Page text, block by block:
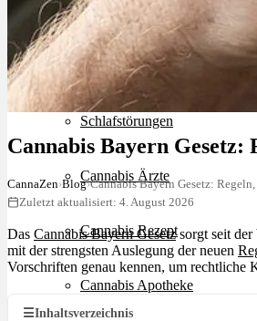
Chronische Migräne
Depressionen
Schlafstörungen
Cannabis Ärzte
Cannabis Rezept
Cannabis Apotheke
Cannabis Bayern Gesetz:
CannaZen›Blog›Cannabis Bayern Gesetz:
Zuletzt aktualisiert: 4. August 2026
Das Cannabis Bayern Gesetzsorgt seit der
mit der strengsten Auslegung der neuen
Vorschriften genau kennen, um rechtliche
☰Inhaltsverzeichnis